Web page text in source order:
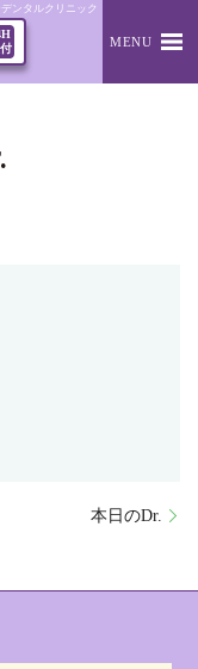
ンタルクリニック｜本日のDr.
MENU
本日のDr.